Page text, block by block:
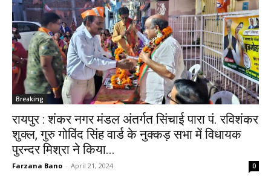
Breaking
रायपुर : शंकर नगर मंडल अंतर्गत सिंचाई पारा पं. रविशंकर
शुक्ल, गुरु गोविंद सिंह वार्ड के नुक्कड़ सभा में विधायक
पुरन्दर मिश्रा ने किया...
Farzana Bano - April 21, 2024 0